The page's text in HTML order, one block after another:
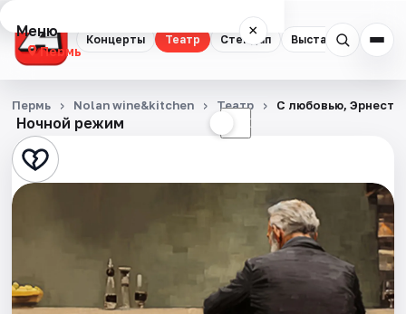
Концерты Театр Стендап Выставки
Меню ×
Пермь
Концерты
Театр
Стендап
Экскурсии
Ночной режим ☾
Пермь Nolan wine&kitchen Театр С любовью, Эрнест